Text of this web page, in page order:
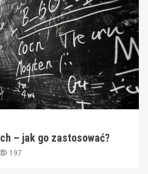
– jak go zastosować?
197